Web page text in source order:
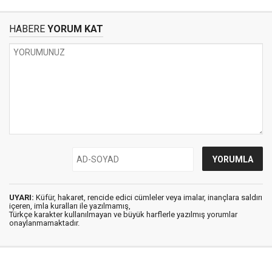
HABERE YORUM KAT
UYARI: Küfür, hakaret, rencide edici cümleler veya imalar, inançlara saldırı
içeren, imla kuralları ile yazılmamış,
Türkçe karakter kullanılmayan ve büyük harflerle yazılmış yorumlar
onaylanmamaktadır.